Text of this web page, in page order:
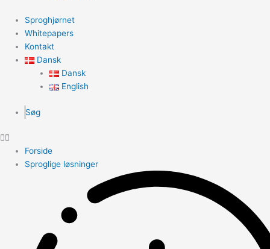
Sproghjørnet
Whitepapers
Kontakt
Dansk
Dansk
English
Søg
Forside
Sproglige løsninger